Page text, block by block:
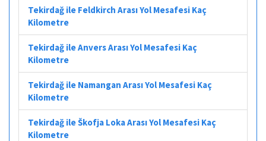
Tekirdağ ile Feldkirch Arası Yol Mesafesi Kaç
Kilometre
Tekirdağ ile Anvers Arası Yol Mesafesi Kaç
Kilometre
Tekirdağ ile Namangan Arası Yol Mesafesi Kaç
Kilometre
Tekirdağ ile Škofja Loka Arası Yol Mesafesi Kaç
Kilometre